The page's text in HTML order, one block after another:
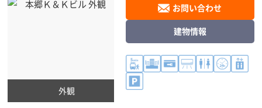
外観
お問い合わせ
建物情報